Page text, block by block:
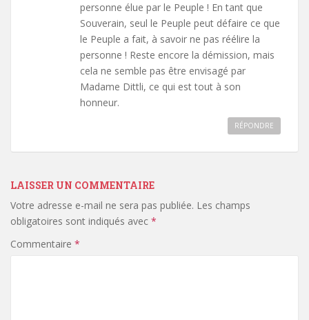
personne élue par le Peuple ! En tant que
Souverain, seul le Peuple peut défaire ce que
le Peuple a fait, à savoir ne pas réélire la
personne ! Reste encore la démission, mais
cela ne semble pas être envisagé par
Madame Dittli, ce qui est tout à son
honneur.
RÉPONDRE
LAISSER UN COMMENTAIRE
Votre adresse e-mail ne sera pas publiée. Les champs
obligatoires sont indiqués avec *
Commentaire *